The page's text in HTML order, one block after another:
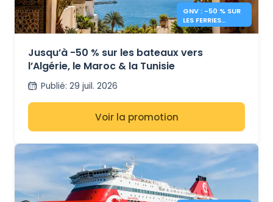
GNV : -50 % SUR
LES FERRIES
MAROC, TUNISIE,
Jusqu’à -50 % sur les bateaux vers
l’Algérie, le Maroc & la Tunisie
Publié: 29 juil. 2026
Voir la promotion